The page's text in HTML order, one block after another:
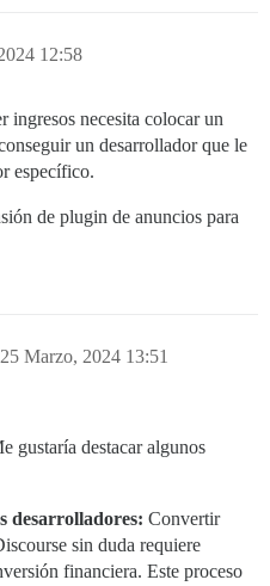
12:58
ingresos necesita colocar un
un desarrollador que le
específico.
de plugin de anuncios para
25 Marzo, 2024 13:51
gustaría destacar algunos
desarrolladores: Convertir
sin duda requiere
financiera. Este proceso